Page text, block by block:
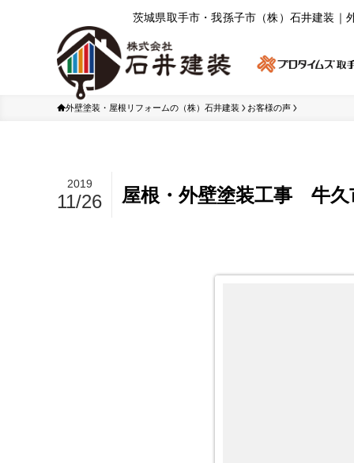
茨城県取⼿市・我孫⼦市（株）⽯井建装｜
外壁塗装・屋根リフォームの（株）石井建装 お客様の声
屋根・外壁塗装工事 牛
2019
11/26